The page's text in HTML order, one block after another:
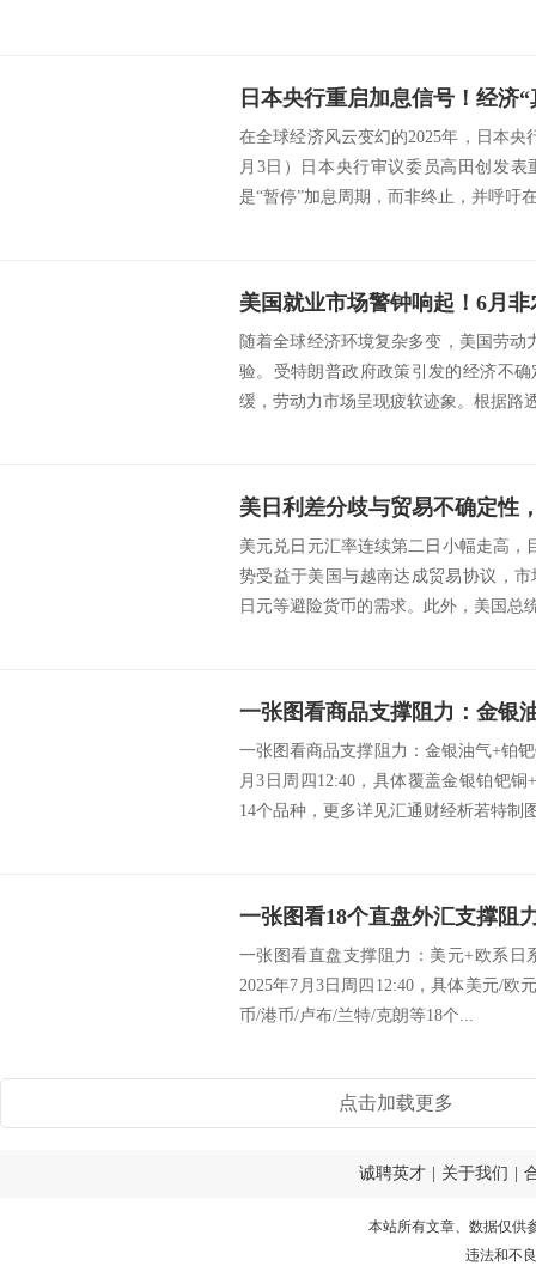
日本央行重启加息信号！经济
在全球经济风云变幻的2025年，日本
月3日）日本央行审议委员高田创发
是“暂停”加息周期，而非终止，并呼吁
随着全球经济环境复杂多变，美国劳动
验。受特朗普政府政策引发的经济不
缓，劳动力市场呈现疲软迹象。根据路
美元兑日元汇率连续第二日小幅走高，
势受益于美国与越南达成贸易协议，
日元等避险货币的需求。此外，美国总
一张图看商品支撑阻力：金银油气+铂
月3日周四12:40，具体覆盖金银铂钯
14个品种，更多详见汇通财经析若特制
一张图看直盘支撑阻力：美元+欧系日
2025年7月3日周四12:40，具体美元/欧
币/港币/卢布/兰特/克朗等18个...
点击加载更多
诚聘英才 关于我们
本站所有文章、数据仅供
违法和不